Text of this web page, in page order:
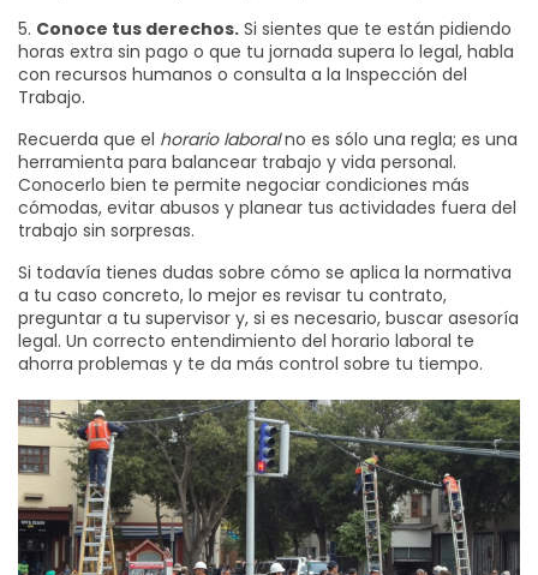
5. Conoce tus derechos. Si sientes que te están pidiendo
horas extra sin pago o que tu jornada supera lo legal, habla
con recursos humanos o consulta a la Inspección del
Trabajo.
Recuerda que el horario laboralno es sólo una regla; es una
herramienta para balancear trabajo y vida personal.
Conocerlo bien te permite negociar condiciones más
cómodas, evitar abusos y planear tus actividades fuera del
trabajo sin sorpresas.
Si todavía tienes dudas sobre cómo se aplica la normativa
a tu caso concreto, lo mejor es revisar tu contrato,
preguntar a tu supervisor y, si es necesario, buscar asesoría
legal. Un correcto entendimiento del horario laboral te
ahorra problemas y te da más control sobre tu tiempo.